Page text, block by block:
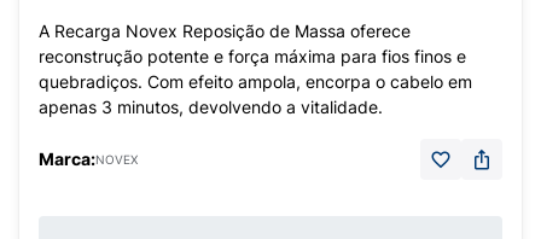
A Recarga Novex Reposição de Massa oferece
reconstrução potente e força máxima para fios finos e
quebradiços. Com efeito ampola, encorpa o cabelo em
apenas 3 minutos, devolvendo a vitalidade.
Marca:NOVEX